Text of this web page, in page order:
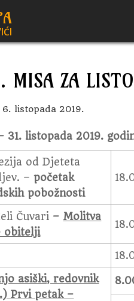
MISA ZA
6. listopada 2019.
31. listopada 2019.
od Djeteta
–početak
pobožnosti
Čuvari – Molitva
obitelji
asiški, redovnik
Prvi petak –